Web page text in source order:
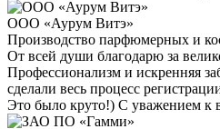
ООО «Аурум Витэ»
Производство парфюмерных и
От всей души благодарю за
Профессионализм и искренняя
сделали весь процесс
Это было круто!) С уважением к